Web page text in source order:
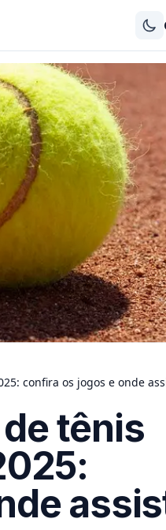
confira os jogos e onde
tênis